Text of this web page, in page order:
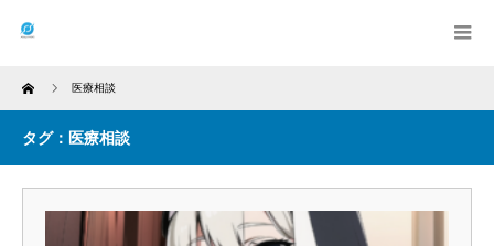
Home 医療相談
タグ：医療相談